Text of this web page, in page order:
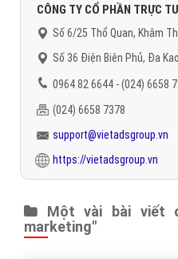
CÔNG TY CỔ PHẦN TRỰC
Số 6/25 Thổ Quan, Khâm
Số 36 Điện Biên Phủ, Đa
0964 82 6644 - (024) 6658
(024) 6658 7378
support@vietadsgroup.vn
https://vietadsgroup.vn
Một vài bài viết
marketing"